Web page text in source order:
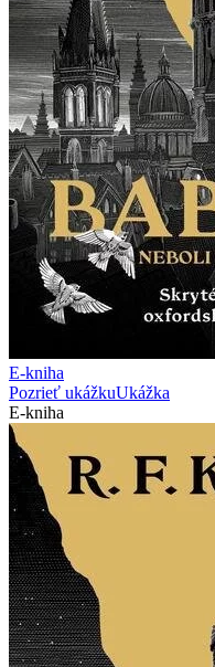
E-kniha
Pozrieť ukážkuUkážka
E-kniha